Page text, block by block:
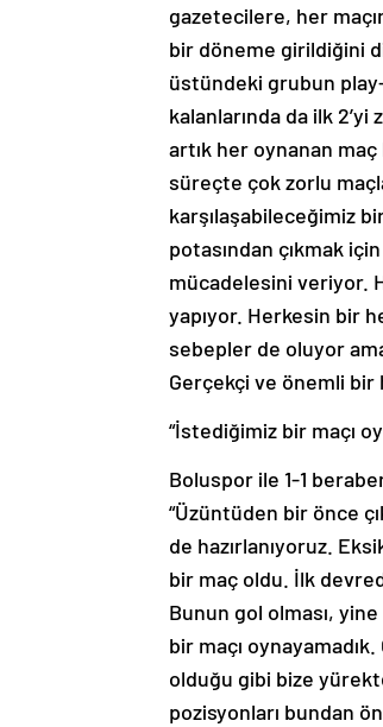
gazetecilere, her
bir döneme girildiğini
üstündeki grubun
kalanlarında da ilk
artık her oynanan
süreçte çok zorlu
karşılaşabileceğimiz
potasından çıkmak
mücadelesini veriyor.
yapıyor. Herkesin bir
sebepler de oluyor
Gerçekçi ve önemli bir
“İstediğimiz bir maçı
Boluspor ile 1-1
“Üzüntüden bir önce
de hazırlanıyoruz.
bir maç oldu. İlk
Bunun gol olması,
bir maçı
olduğu gibi bize
pozisyonları bundan